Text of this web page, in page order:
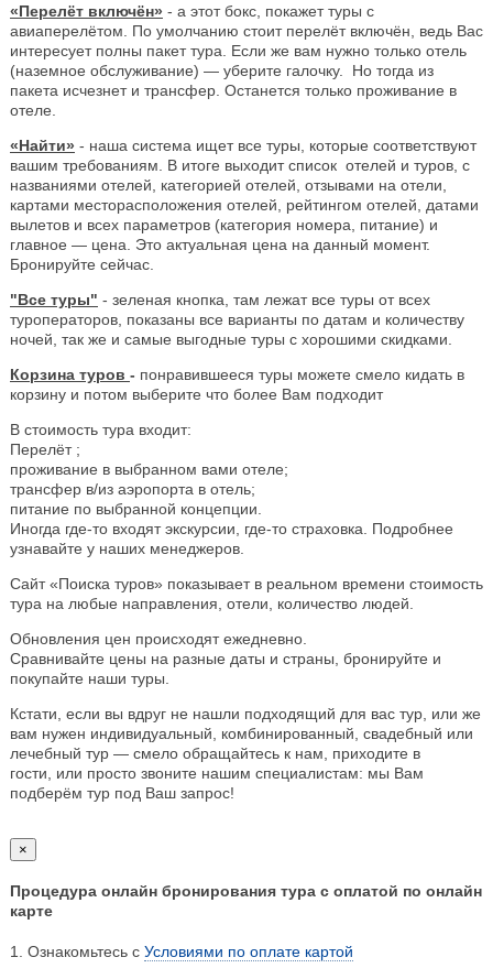
«Перелёт включён» - а этот бокс, покажет туры с
авиаперелётом. По умолчанию стоит перелёт включён, ведь Вас
интересует полны пакет тура. Если же вам нужно только отель
(наземное обслуживание) — уберите галочку. Но тогда из
пакета исчезнет и трансфер. Останется только проживание в
отеле.
«Найти» - наша система ищет все туры, которые соответствуют
вашим требованиям. В итоге выходит список отелей и туров, с
названиями отелей, категорией отелей, отзывами на отели,
картами месторасположения отелей, рейтингом отелей, датами
вылетов и всех параметров (категория номера, питание) и
главное — цена. Это актуальная цена на данный момент.
Бронируйте сейчас.
"Все туры" - зеленая кнопка, там лежат все туры от всех
туроператоров, показаны все варианты по датам и количеству
ночей, так же и самые выгодные туры с хорошими скидками.
Корзина туров - понравившееся туры можете смело кидать в
корзину и потом выберите что более Вам подходит
В стоимость тура входит:
Перелёт ;
проживание в выбранном вами отеле;
трансфер в/из аэропорта в отель;
питание по выбранной концепции.
Иногда где-то входят экскурсии, где-то страховка. Подробнее
узнавайте у наших менеджеров.
Сайт «Поиска туров» показывает в реальном времени стоимость
тура на любые направления, отели, количество людей.
Обновления цен происходят ежедневно.
Сравнивайте цены на разные даты и страны, бронируйте и
покупайте наши туры.
Кстати, если вы вдруг не нашли подходящий для вас тур, или же
вам нужен индивидуальный, комбинированный, свадебный или
лечебный тур — смело обращайтесь к нам, приходите в
гости, или просто звоните нашим специалистам: мы Вам
подберём тур под Ваш запрос!
×
Процедура онлайн бронирования тура с оплатой по онлайн
карте
1. Ознакомьтесь с Условиями по оплате картой